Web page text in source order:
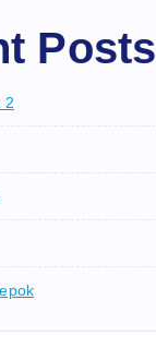
Posts
2